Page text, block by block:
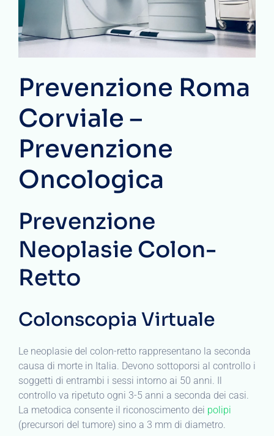
Prevenzione Roma
Corviale –
Prevenzione
Oncologica
Prevenzione
Neoplasie Colon-
Retto
Colonscopia Virtuale
Le neoplasie del colon-retto rappresentano la seconda
causa di morte in Italia. Devono sottoporsi al controllo i
soggetti di entrambi i sessi intorno ai 50 anni. Il
controllo va ripetuto ogni 3-5 anni a seconda dei casi.
La metodica consente il riconoscimento dei polipi
(precursori del tumore) sino a 3 mm di diametro.